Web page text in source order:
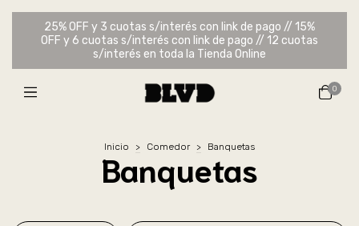
25% OFF y 3 cuotas s/interés con link de pago // 15%
OFF y 6 cuotas s/interés con link de pago // 12 cuotas
s/interés en toda la Tienda Online
0
Inicio > Comedor > Banquetas
Banquetas